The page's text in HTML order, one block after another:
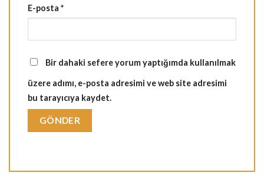
E-posta *
Bir dahaki sefere yorum yaptığımda kullanılmak
üzere adımı, e-posta adresimi ve web site adresimi
bu tarayıcıya kaydet.